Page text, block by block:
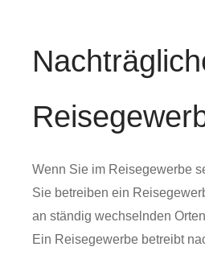
Wenn Sie im Reisegewerbe
Sie betreiben ein
an ständig wechselnden
Ein Reisegewerbe betreibt